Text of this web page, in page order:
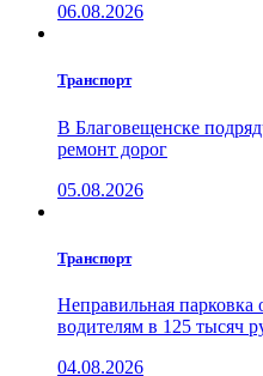
06.08.2026
Транспорт
В Благовещенске
ремонт дорог
05.08.2026
Транспорт
Неправильная
водителям в 125 тысяч
04.08.2026